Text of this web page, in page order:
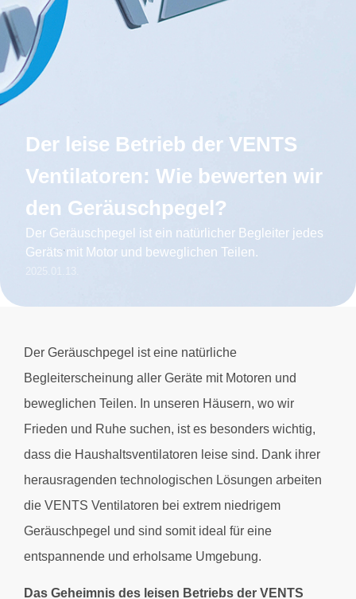
Der leise Betrieb der VENTS
Ventilatoren: Wie bewerten wir
den Geräuschpegel?
Der Geräuschpegel ist ein natürlicher Begleiter jedes
Geräts mit Motor und beweglichen Teilen.
2025.01.13.
Der Geräuschpegel ist eine natürliche
Begleiterscheinung aller Geräte mit Motoren und
beweglichen Teilen. In unseren Häusern, wo wir
Frieden und Ruhe suchen, ist es besonders wichtig,
dass die Haushaltsventilatoren leise sind. Dank ihrer
herausragenden technologischen Lösungen arbeiten
die VENTS Ventilatoren bei extrem niedrigem
Geräuschpegel und sind somit ideal für eine
entspannende und erholsame Umgebung.
Das Geheimnis des leisen Betriebs der VENTS